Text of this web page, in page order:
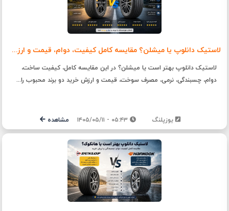
لاستیک دانلوپ یا میشلن؟ مقایسه کامل کیفیت، دوام، قیمت و ارزش خرید
لاستیک دانلوپ بهتر است یا میشلن؟ در این مقایسه کامل، کیفیت ساخت،
دوام، چسبندگی، نرمی، مصرف سوخت، قیمت و ارزش خرید دو برند محبوب را...
یوزپلنگ مشاهده